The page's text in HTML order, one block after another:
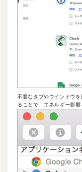
不要なタブやウインドウ
ることで、エネルギー影響